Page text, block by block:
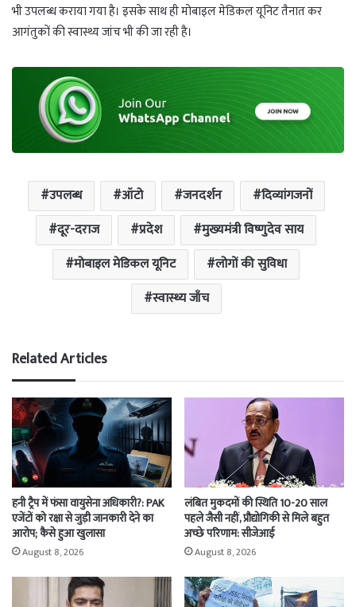
भी उपलब्ध कराया गया है। इसके साथ ही मोबाइल मेडिकल यूनिट तैनात कर
आगंतुकों की स्वास्थ्य जांच भी की जा रही है।
उपलब्ध ऑटो जनदर्शन
दिव्यांगजनों
दूर-दराज
प्रदेश
मुख्यमंत्री विष्णुदेव साय
मोबाइल मेडिकल यूनिट
लोगों की सुविधा
स्वास्थ्य जाँच
Related Articles
हनी ट्रैप में फंसा वायुसेना अधिकारी?: PAK
एजेंटों को रक्षा से जुड़ी जानकारी देने का
आरोप; कैसे हुआ खुलासा
August 8, 2026
लंबित मुकदमों की स्थिति 10-20 साल
पहले जैसी नहीं, प्रौद्योगिकी से मिले बहुत
अच्छे परिणाम: सीजेआई
August 8, 2026